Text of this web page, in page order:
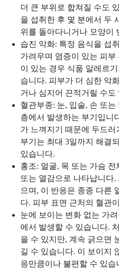
더 큰 부위로 합쳐질 수도
을 섭취한 후 몇 분에서 두
위를 돌아다니거나 모양이
습진 악화: 특정 음식을 섭
가려우며 염증이 있는 피
이 있는 경우 식품 알레르
습니다. 피부가 더 심한 악
거나 심지어 끈적거릴 수도
혈관부종: 눈, 입술, 손 또
층에서 발생하는 부기입니
가 느껴지기 때문에 두드러
부기는 최대 3일까지 해결
있습니다.
홍조: 얼굴, 목 또는 가슴
또는 열감으로 나타납니다
으며, 이 반응은 종종 다른
다. 피부 표면 근처의 혈관
눈에 보이는 변화 없는 가
에서 발생할 수 있습니다.
을 수 있지만, 계속 긁으면
길 수 있습니다. 이 보이지
응만큼이나 불편할 수 있습